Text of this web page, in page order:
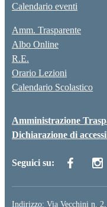
Calendario eventi
Amm. Trasparente
Albo Online
R.E.
Orario Lezioni
Calendario Scolastico
Amministrazione
Dichiarazione di
Seguici su:
Indirizzo: Via Vecchini n.